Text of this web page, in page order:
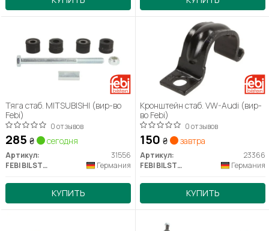
Тяга стаб. MITSUBISHI (вир-во
Febi)
0 отзывов
285 ₴ сегодня
Артикул:
31556
FEBI BILSTEIN
Германия
КУПИТЬ
Кронштейн стаб. VW-Audi (вир-
во Febi)
0 отзывов
150 ₴ завтра
Артикул:
23366
FEBI BILSTEIN
Германия
КУПИТЬ